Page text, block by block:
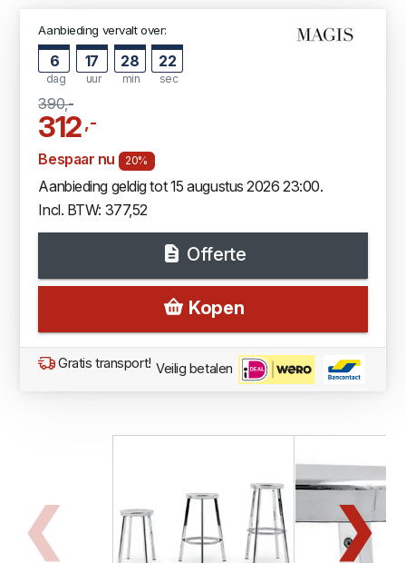
Aanbieding vervalt over:
6
dag
17
uur
28
min
21
sec
390,-
312,-
Bespaar nu 20%
Aanbieding geldig tot 15 augustus 2026 23:00.
Incl. BTW: 377,52
Offerte
Kopen
Gratis transport! Veilig betalen